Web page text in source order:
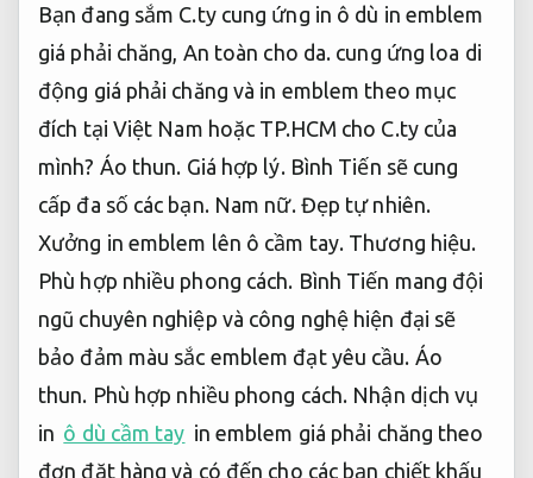
Bạn đang sắm C.ty cung ứng in ô dù in emblem
giá phải chăng, An toàn cho da. cung ứng loa di
động giá phải chăng và in emblem theo mục
đích tại Việt Nam hoặc TP.HCM cho C.ty của
mình? Áo thun. Giá hợp lý. Bình Tiến sẽ cung
cấp đa số các bạn. Nam nữ. Đẹp tự nhiên.
Xưởng in emblem lên ô cầm tay. Thương hiệu.
Phù hợp nhiều phong cách. Bình Tiến mang đội
ngũ chuyên nghiệp và công nghệ hiện đại sẽ
bảo đảm màu sắc emblem đạt yêu cầu. Áo
thun. Phù hợp nhiều phong cách. Nhận dịch vụ
in ô dù cầm tay in emblem giá phải chăng theo
đơn đặt hàng và có đến cho các bạn chiết khấu